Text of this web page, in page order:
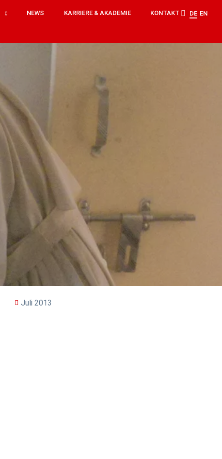
NEWS KARRIERE & AKADEMIE KONTAKT DE EN
Juli 2013